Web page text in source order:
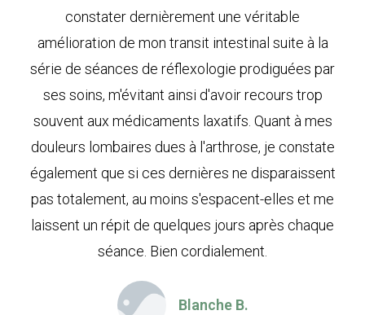
constater dernièrement une véritable
amélioration de mon transit intestinal suite à la
série de séances de réflexologie prodiguées par
ses soins, m'évitant ainsi d'avoir recours trop
souvent aux médicaments laxatifs. Quant à mes
douleurs lombaires dues à l'arthrose, je constate
également que si ces dernières ne disparaissent
pas totalement, au moins s'espacent-elles et me
laissent un répit de quelques jours après chaque
séance. Bien cordialement.
Blanche B.